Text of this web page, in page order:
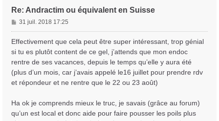
Re: Andractim ou équivalent en Suisse
M
e
s
a
g
e
31 juil. 2018 17:25
Effectivement que cela peut être super intéressant, trop génial
si tu es plutôt content de ce gel, j’attends que mon endoc
rentre de ses vacances, depuis le temps qu’elle y aura été
(plus d’un mois, car j’avais appelé le16 juillet pour prendre rdv
et répondeur et ne rentre que le 22 ou 23 août)
Ha ok je comprends mieux le truc, je savais (grâce au forum)
qu’un est local et donc aide pour faire pousser les poils plus